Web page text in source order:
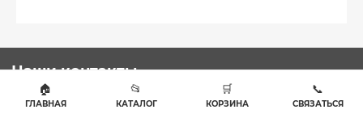
Наши контакты
🏠
ГЛАВНАЯ
📂
КАТАЛОГ
🛒
КОРЗИНА
📞
СВЯЗАТЬСЯ